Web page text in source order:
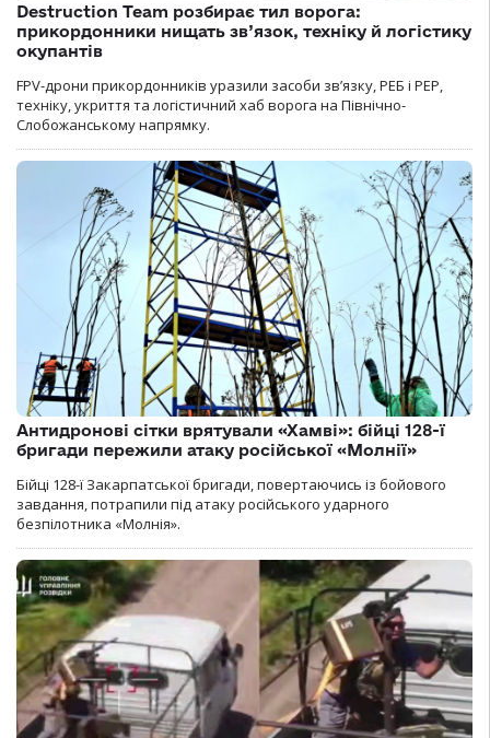
Destruction Team розбирає тил ворога:
прикордонники нищать зв’язок, техніку й логістику
окупантів
FPV-дрони прикордонників уразили засоби зв’язку, РЕБ і РЕР,
техніку, укриття та логістичний хаб ворога на Північно-
Слобожанському напрямку.
Антидронові сітки врятували «Хамві»: бійці 128-ї
бригади пережили атаку російської «Молнії»
Бійці 128-ї Закарпатської бригади, повертаючись із бойового
завдання, потрапили під атаку російського ударного
безпілотника «Молнія».